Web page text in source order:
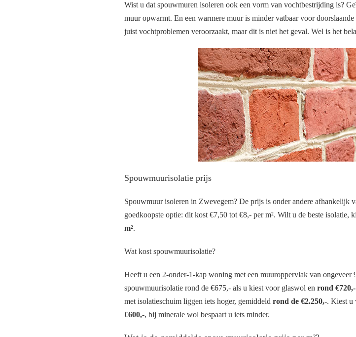
Wist u dat spouwmuren isoleren ook een vorm van vochtbestrijding is?
muur opwarmt. En een warmere muur is minder vatbaar voor
juist vochtproblemen veroorzaakt, maar dit is niet het geval. Wel is het
Spouwmuurisolatie prijs
Spouwmuur isoleren in Zwevegem? De prijs is onder andere afhankelijk
goedkoopste optie: dit kost €7,50 tot €8,- per m². Wilt u de beste isolatie,
m².
Wat kost spouwmuurisolatie?
Heeft u een 2-onder-1-kap woning met een muuroppervlak van ongeveer
spouwmuurisolatie rond de €675,- als u kiest voor glaswol en rond €720,-
met isolatieschuim liggen iets hoger, gemiddeld rond de €2.250,-. Kiest u
€600,-, bij minerale wol bespaart u iets minder.